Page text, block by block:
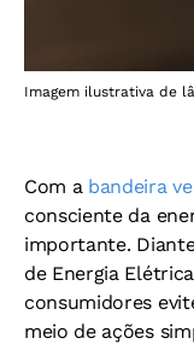
Imagem ilustrativa de
Com a bandeira
consciente da
importante.
de Energia
consumidores
meio de ações